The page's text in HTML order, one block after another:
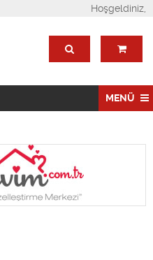
Hoşgeldiniz,
MENÜ